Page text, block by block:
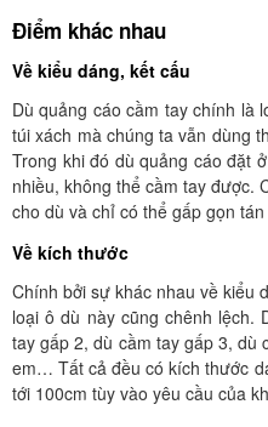
Điểm khác nhau
Về kiểu dáng, kết cấu
Dù quảng cáo cầm tay chính là
túi xách mà chúng ta vẫn dùng
Trong khi đó dù quảng cáo đặt
nhiều, không thể cầm tay được.
cho dù và chỉ có thể gấp gọn
Về kích thước
Chính bởi sự khác nhau về kiểu
loại ô dù này cũng chênh lệch.
tay gấp 2, dù cầm tay gấp 3, dù
em… Tất cả đều có kích thước
tới 100cm tùy vào yêu cầu của